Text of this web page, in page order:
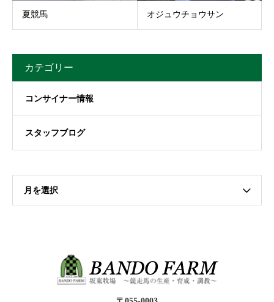
夏競馬 オジュウチョウサン
カテゴリー
コンサイナー情報
スタッフブログ
月を選択